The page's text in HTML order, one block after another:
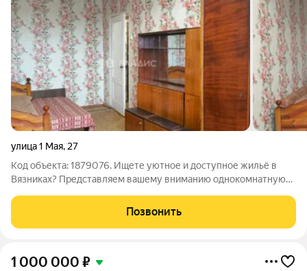
улица 1 Мая, 27
Код объекта: 1879076. Ищете уютное и доступное жильё в
Вязниках? Представляем вашему вниманию однокомнатную
выбор для тех, кто ценит комфорт и практичность. Квартира
расположена на 5 этаже,
Позвонить
1 000 000 ₽